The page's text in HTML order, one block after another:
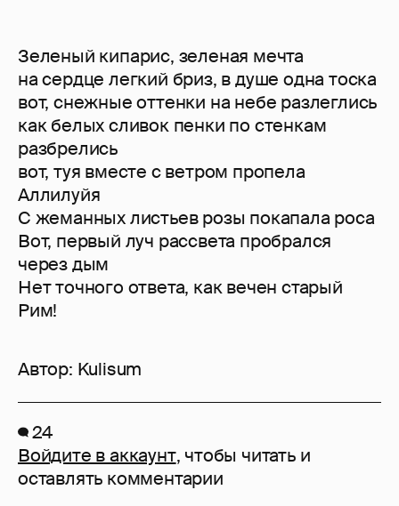
Зеленый кипарис, зеленая мечта
на сердце легкий бриз, в душе одна тоска
вот, снежные оттенки на небе разлеглись
как белых сливок пенки по стенкам
разбрелись
вот, туя вместе с ветром пропела
Аллилуйя
С жеманных листьев розы покапала роса
Вот, первый луч рассвета пробрался
через дым
Нет точного ответа, как вечен старый
Рим!
Автор: Kulisum
24
Войдите в аккаунт, чтобы читать и
оставлять комментарии